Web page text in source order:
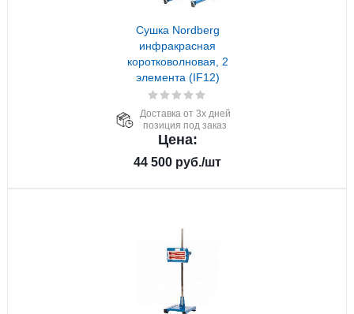
Сушка Nordberg
инфракрасная
коротковолновая, 2
элемента (IF12)
Доставка от 3х дней
позиция под заказ
Цена:
44 500 руб./шт